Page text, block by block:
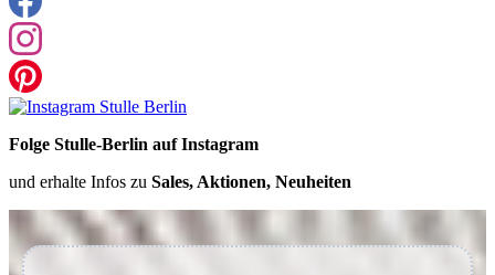
Folge Stulle-Berlin auf Instagram
und erhalte Infos zu Sales, Aktionen, Neuheiten